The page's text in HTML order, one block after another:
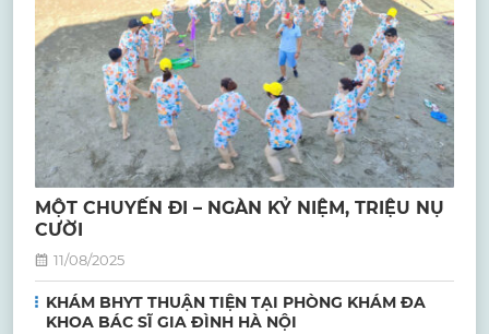
MỘT CHUYẾN ĐI – NGÀN KỶ NIỆM, TRIỆU NỤ
CƯỜI
11/08/2025
KHÁM BHYT THUẬN TIỆN TẠI PHÒNG KHÁM ĐA
KHOA BÁC SĨ GIA ĐÌNH HÀ NỘI